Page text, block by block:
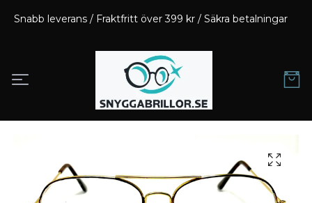
Snabb leverans / Fraktfritt över 399 kr / Säkra betalningar